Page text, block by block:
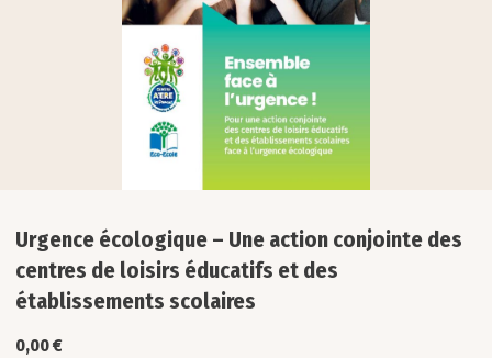
Urgence écologique – Une action conjointe des
centres de loisirs éducatifs et des
établissements scolaires
0,00€